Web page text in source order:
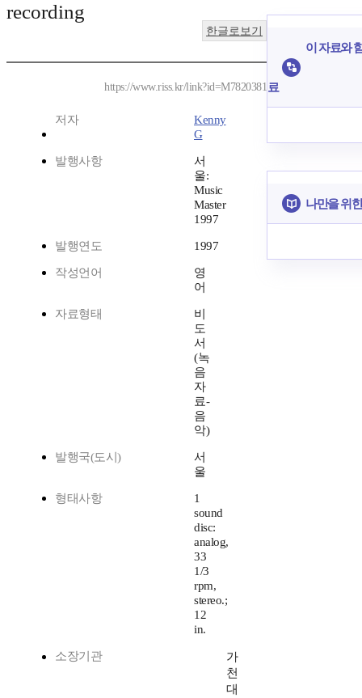
recording
한글로보기
https://www.riss.kr/link?id=M7820381
저자
Kenny
G
발행사항
서
울:
Music
Master
1997
발행연도 1997
작성언어
영
어
자료형태
비
도
서
(녹
음
자
료-
음
악)
발행국(도시)
서
울
형태사항
1
sound
disc:
analog,
33
1/3
rpm,
stereo.;
12
in.
소장기관
가
천
대
이 자료와
료
나만을 위